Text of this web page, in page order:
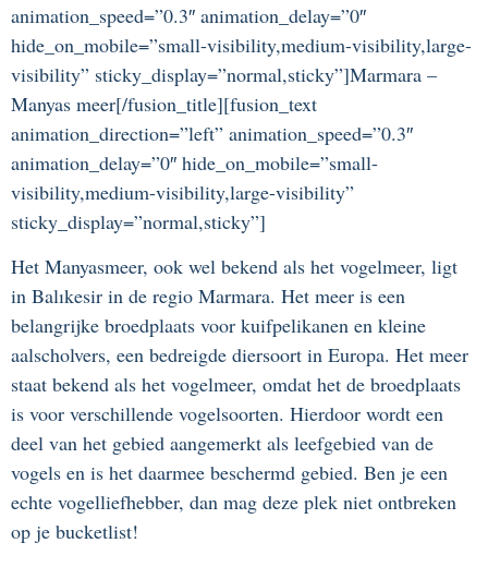
animation_speed=”0.3″ animation_delay=”0″
hide_on_mobile=”small-visibility,medium-visibility,large-
visibility” sticky_display=”normal,sticky”]Marmara –
Manyas meer[/fusion_title][fusion_text
animation_direction=”left” animation_speed=”0.3″
animation_delay=”0″ hide_on_mobile=”small-
visibility,medium-visibility,large-visibility”
sticky_display=”normal,sticky”]
Het Manyasmeer, ook wel bekend als het vogelmeer, ligt
in Balıkesir in de regio Marmara. Het meer is een
belangrijke broedplaats voor kuifpelikanen en kleine
aalscholvers, een bedreigde diersoort in Europa. Het meer
staat bekend als het vogelmeer, omdat het de broedplaats
is voor verschillende vogelsoorten. Hierdoor wordt een
deel van het gebied aangemerkt als leefgebied van de
vogels en is het daarmee beschermd gebied. Ben je een
echte vogelliefhebber, dan mag deze plek niet ontbreken
op je bucketlist!